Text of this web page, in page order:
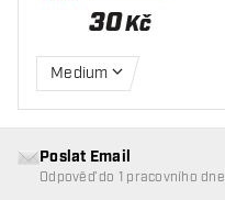
30Kč
Medium
Poslat Email
Odpověď do 1 pracovního dne